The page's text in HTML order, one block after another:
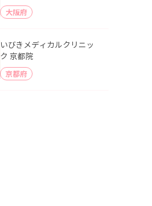
大阪府
いびきメディカルクリニッ
ク 京都院
京都府